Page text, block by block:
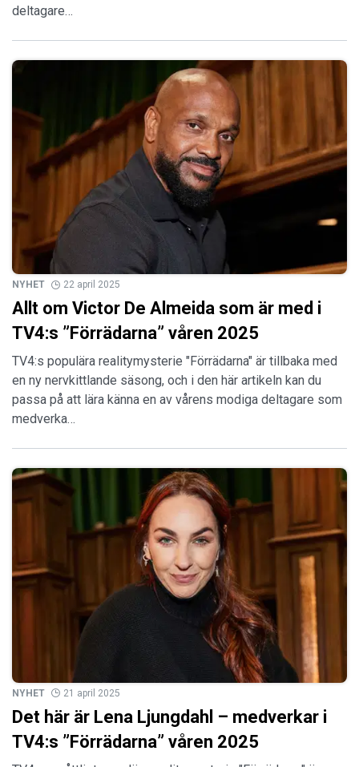
deltagare…
NYHET 22 april 2025
Allt om Victor De Almeida som är med i
TV4:s ”Förrädarna” våren 2025
TV4:s populära realitymysterie "Förrädarna" är tillbaka med
en ny nervkittlande säsong, och i den här artikeln kan du
passa på att lära känna en av vårens modiga deltagare som
medverka…
NYHET 21 april 2025
Det här är Lena Ljungdahl – medverkar i
TV4:s ”Förrädarna” våren 2025